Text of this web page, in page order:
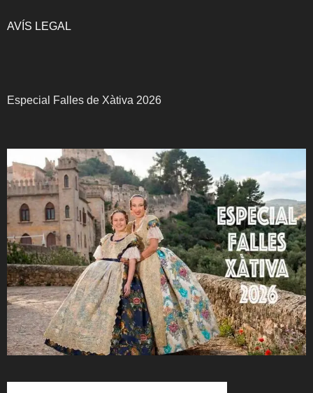
AVÍS LEGAL
Especial Falles de Xàtiva 2026